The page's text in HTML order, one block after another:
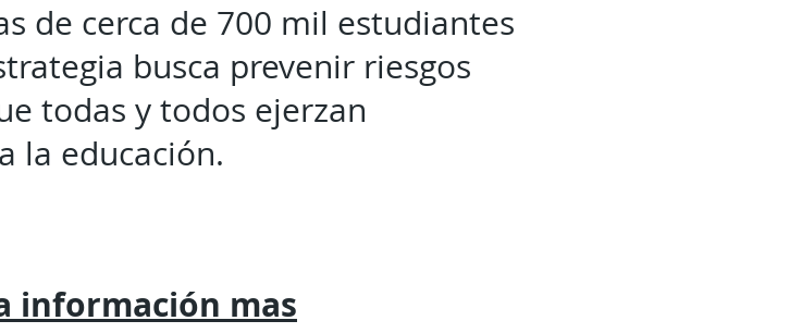
de cerca de 700 mil estudiantes
busca prevenir riesgos
todas y todos ejerzan
la educación.
información mas